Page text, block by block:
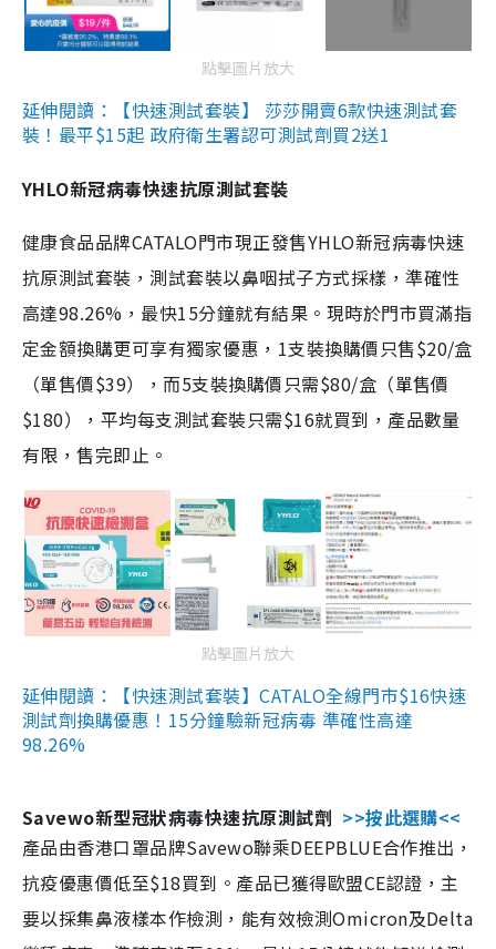
點擊圖片放大
延伸閱讀：【快速測試套裝】 莎莎開賣6款快速測試套
裝！最平$15起 政府衛生署認可測試劑買2送1
YHLO新冠病毒快速抗原測試套裝
健康食品品牌CATALO門市現正發售YHLO新冠病毒快速
抗原測試套裝，測試套裝以鼻咽拭子方式採樣，準確性
高達98.26%，最快15分鐘就有結果。現時於門市買滿指
定金額換購更可享有獨家優惠，1支裝換購價只售$20/盒
（單售價$39），而5支裝換購價只需$80/盒（單售價
$180），平均每支測試套裝只需$16就買到，產品數量
有限，售完即止。
點擊圖片放大
延伸閱讀：【快速測試套裝】CATALO全線門市$16快速
測試劑換購優惠！15分鐘驗新冠病毒 準確性高達
98.26%
Savewo新型冠狀病毒快速抗原測試劑 >>按此選購<<
產品由香港口罩品牌Savewo聯乘DEEPBLUE合作推出，
抗疫優惠價低至$18買到。產品已獲得歐盟CE認證，主
要以採集鼻液樣本作檢測，能有效檢測Omicron及Delta